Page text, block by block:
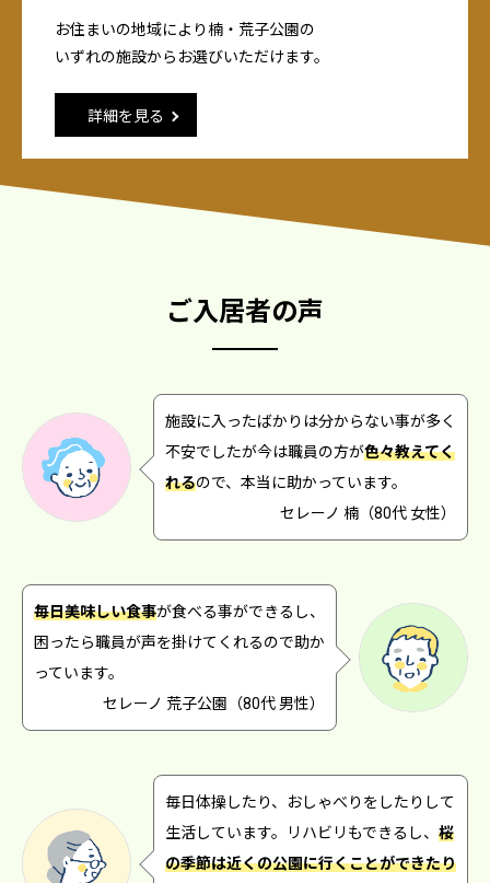
お住まいの地域により楠・荒子公園の
いずれの施設からお選びいただけます。
詳細を見る
ご入居者の声
施設に入ったばかりは分からない事が多く
不安でしたが今は職員の方が色々教えてく
れるので、本当に助かっています。
セレーノ 楠（80代 女性）
毎日美味しい食事が食べる事ができるし、
困ったら職員が声を掛けてくれるので助か
っています。
セレーノ 荒子公園（80代 男性）
毎日体操したり、おしゃべりをしたりして
生活しています。リハビリもできるし、 桜
の季節は近くの公園に行くことができたり